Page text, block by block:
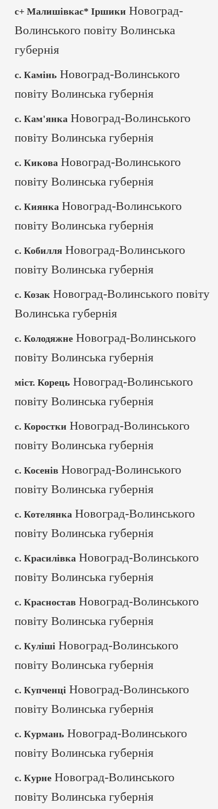
с+ Малишівкас* Іршики Новоград-
Волинського повіту Волинська
губернія
с. Камінь Новоград-Волинського
повіту Волинська губернія
с. Кам'янка Новоград-Волинського
повіту Волинська губернія
с. Кикова Новоград-Волинського
повіту Волинська губернія
с. Киянка Новоград-Волинського
повіту Волинська губернія
с. Кобилля Новоград-Волинського
повіту Волинська губернія
с. Козак Новоград-Волинського повіту
Волинська губернія
с. Колодяжне Новоград-Волинського
повіту Волинська губернія
міст. Корець Новоград-Волинського
повіту Волинська губернія
с. Коростки Новоград-Волинського
повіту Волинська губернія
с. Косенів Новоград-Волинського
повіту Волинська губернія
с. Котелянка Новоград-Волинського
повіту Волинська губернія
с. Красилівка Новоград-Волинського
повіту Волинська губернія
с. Красностав Новоград-Волинського
повіту Волинська губернія
с. Куліші Новоград-Волинського
повіту Волинська губернія
с. Купченці Новоград-Волинського
повіту Волинська губернія
с. Курмань Новоград-Волинського
повіту Волинська губернія
с. Курне Новоград-Волинського
повіту Волинська губернія